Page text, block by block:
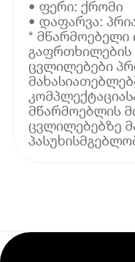
• ფერი: ქრომი
• დაფარვა:
* მწარმოებელი
გაფრთხილების
ცვლილებები
მწარმოებლის
ცვლილებებზე